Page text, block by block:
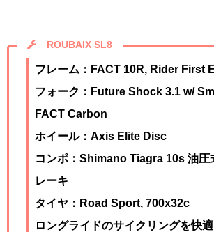
ROUBAIX SL8
フレーム：FACT 10R, Rider First
フォーク：Future Shock 3.1 w/
FACT Carbon
ホイール：Axis Elite Disc
コンポ： Shimano Tiagra 10s 油圧
レーキ
タイヤ：Road Sport, 700x32c
ロングライドのサイクリングを快